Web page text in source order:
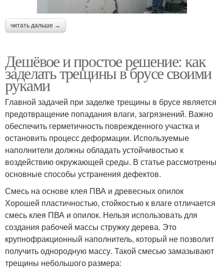
читать дальше →
Дешёвое и простое решение: как
заделать трещины в брусе своими
руками
Главной задачей при заделке трещины в брусе является
предотвращение попадания влаги, загрязнений. Важно
обеспечить герметичность поврежденного участка и
остановить процесс деформации. Используемые
наполнители должны обладать устойчивостью к
воздействию окружающей среды. В статье рассмотрены
основные способы устранения дефектов.
Смесь на основе клея ПВА и древесных опилок
Хорошей пластичностью, стойкостью к влаге отличается
смесь клея ПВА и опилок. Нельзя использовать для
создания рабочей массы стружку дерева. Это
крупнофракционный наполнитель, который не позволит
получить однородную массу. Такой смесью замазывают
трещины небольшого размера: